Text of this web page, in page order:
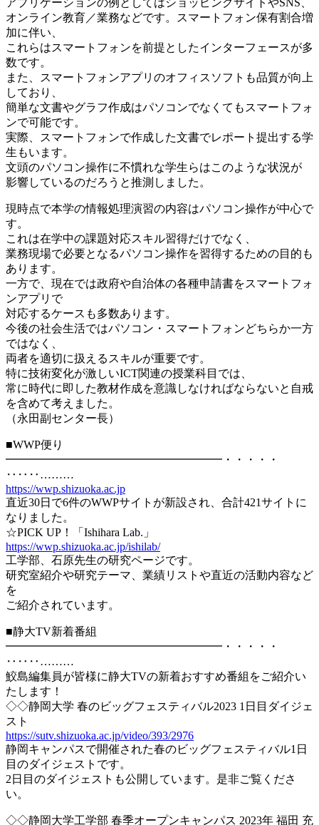
オンライン教育／業務などです。スマートフォン保有割合増
加に伴い、
これらはスマートフォンを前提としたインターフェースが多
数です。
また、スマートフォンアプリのオフィスソフトも品質が向上
しており、
簡単な文書やグラフ作成はパソコンでなくてもスマートフォ
ンで可能です。
実際、スマートフォンで作成した文書でレポート提出する学
生もいます。
文頭のパソコン操作に不慣れな学生らはこのような状況が
影響しているのだろうと推測しました。
現時点で本学の情報処理演習の内容はパソコン操作が中心で
す。
これは在学中の課題対応スキル習得だけでなく、
業務現場で必要となるパソコン操作を習得するための目的も
あります。
一方で、現在では政府や自治体の各種申請書をスマートフォ
ンアプリで
対応するケースも多数あります。
今後の社会生活ではパソコン・スマートフォンどちらか一方
ではなく、
両者を適切に扱えるスキルが重要です。
特に技術変化が激しいICT関連の授業科目では、
常に時代に即した教材作成を意識しなければならないと自戒
を含めて考えました。
（永田副センター長）
■WWP便り
━━━━━━━━━━━━━━━━━━━・・・・・
‥‥‥………
https://wwp.shizuoka.ac.jp
直近30日で6件のWWPサイトが新設され、合計421サイトに
なりました。
☆PICK UP！「Ishihara Lab.」
https://wwp.shizuoka.ac.jp/ishilab/
工学部、石原先生の研究ページです。
研究室紹介や研究テーマ、業績リストや直近の活動内容など
を
ご紹介されています。
■静大TV新着番組
━━━━━━━━━━━━━━━━━━━・・・・・
‥‥‥………
鮫島編集員が皆様に静大TVの新着おすすめ番組をご紹介い
たします！
◇◇静岡大学 春のビッグフェスティバル2023 1日目ダイジェ
スト
https://sutv.shizuoka.ac.jp/video/393/2976
静岡キャンパスで開催された春のビッグフェスティバル1日
目のダイジェストです。
2日目のダイジェストも公開しています。是非ご覧くださ
い。
◇◇静岡大学工学部 春季オープンキャンパス 2023年 福田 充